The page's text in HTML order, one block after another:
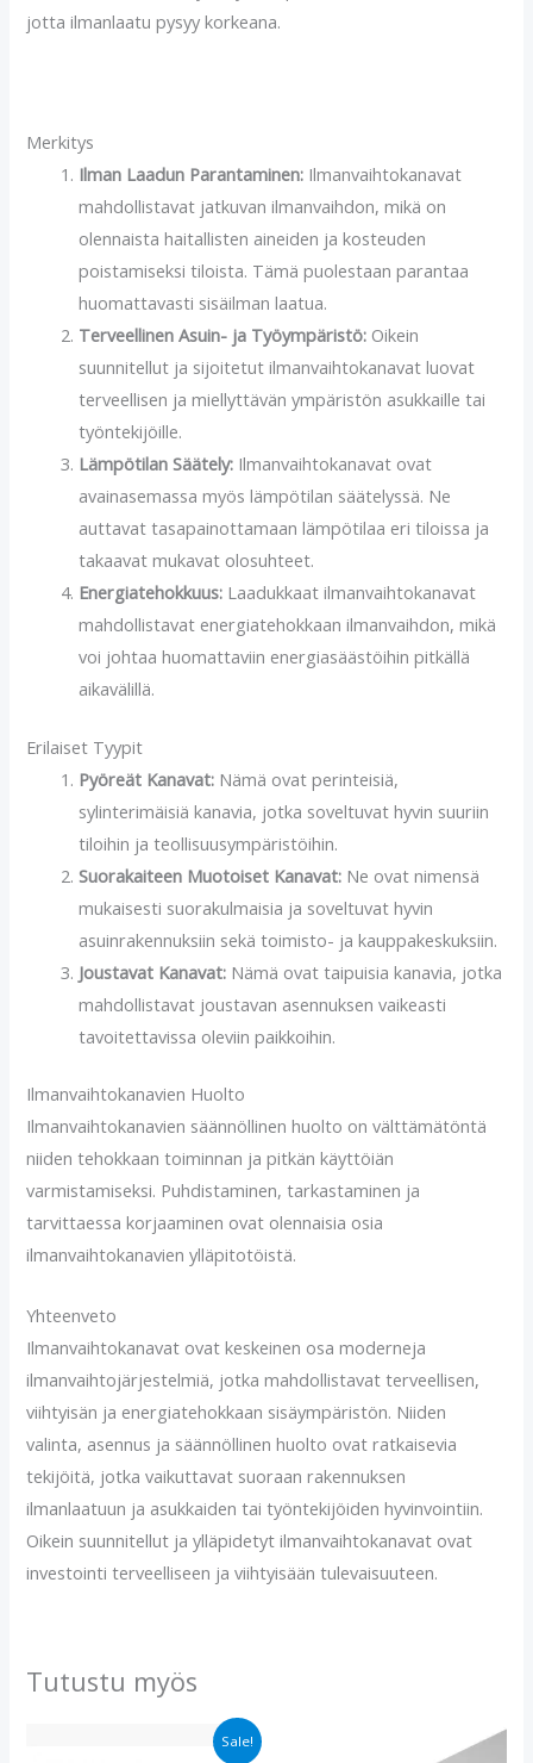
jotta ilmanlaatu pysyy korkeana.
Merkitys
Ilman Laadun Parantaminen: Ilmanvaihtokanavat
mahdollistavat jatkuvan ilmanvaihdon, mikä on
olennaista haitallisten aineiden ja kosteuden
poistamiseksi tiloista. Tämä puolestaan parantaa
huomattavasti sisäilman laatua.
Terveellinen Asuin- ja Työympäristö: Oikein
suunnitellut ja sijoitetut ilmanvaihtokanavat luovat
terveellisen ja miellyttävän ympäristön asukkaille tai
työntekijöille.
Lämpötilan Säätely: Ilmanvaihtokanavat ovat
avainasemassa myös lämpötilan säätelyssä. Ne
auttavat tasapainottamaan lämpötilaa eri tiloissa ja
takaavat mukavat olosuhteet.
Energiatehokkuus: Laadukkaat ilmanvaihtokanavat
mahdollistavat energiatehokkaan ilmanvaihdon, mikä
voi johtaa huomattaviin energiasäästöihin pitkällä
aikavälillä.
Erilaiset Tyypit
Pyöreät Kanavat: Nämä ovat perinteisiä,
sylinterimäisiä kanavia, jotka soveltuvat hyvin suuriin
tiloihin ja teollisuusympäristöihin.
Suorakaiteen Muotoiset Kanavat: Ne ovat nimensä
mukaisesti suorakulmaisia ja soveltuvat hyvin
asuinrakennuksiin sekä toimisto- ja kauppakeskuksiin.
Joustavat Kanavat: Nämä ovat taipuisia kanavia, jotka
mahdollistavat joustavan asennuksen vaikeasti
tavoitettavissa oleviin paikkoihin.
Ilmanvaihtokanavien Huolto
Ilmanvaihtokanavien säännöllinen huolto on välttämätöntä
niiden tehokkaan toiminnan ja pitkän käyttöiän
varmistamiseksi. Puhdistaminen, tarkastaminen ja
tarvittaessa korjaaminen ovat olennaisia osia
ilmanvaihtokanavien ylläpitotöistä.
Yhteenveto
Ilmanvaihtokanavat ovat keskeinen osa moderneja
ilmanvaihtojärjestelmiä, jotka mahdollistavat terveellisen,
viihtyisän ja energiatehokkaan sisäympäristön. Niiden
valinta, asennus ja säännöllinen huolto ovat ratkaisevia
tekijöitä, jotka vaikuttavat suoraan rakennuksen
ilmanlaatuun ja asukkaiden tai työntekijöiden hyvinvointiin.
Oikein suunnitellut ja ylläpidetyt ilmanvaihtokanavat ovat
investointi terveelliseen ja viihtyisään tulevaisuuteen.
Tutustu myös
Sale!